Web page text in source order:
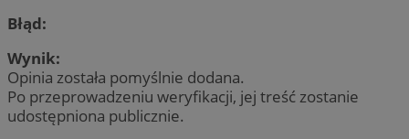
Błąd:
Wynik:
Opinia została pomyślnie dodana.
Po przeprowadzeniu weryfikacji, jej treść zostanie
udostępniona publicznie.